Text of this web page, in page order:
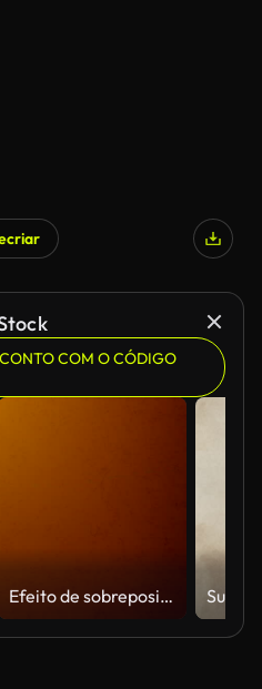
COM O CÓDIGO
Efeito de sobreposição retrô de cintilação de queima de filme. Ruído, granulação e arranhões vintage para adicionar um toque analógico às transições de vídeo